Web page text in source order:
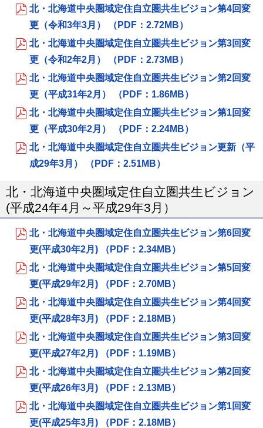
北・北海道中央圏域定住自立圏共生ビジョン第4回変
更（令和3年3月） （PDF：2.72MB）
北・北海道中央圏域定住自立圏共生ビジョン第3回変
更（令和2年2月） （PDF：2.73MB）
北・北海道中央圏域定住自立圏共生ビジョン第2回変
更（平成31年2月） （PDF：1.86MB）
北・北海道中央圏域定住自立圏共生ビジョン第1回変
更（平成30年2月） （PDF：2.24MB）
北・北海道中央圏域定住自立圏共生ビジョン更新（平
成29年3月） （PDF：2.51MB）
北・北海道中央圏域定住自立圏共生ビジョン
(平成24年4月～平成29年3月）
北・北海道中央圏域定住自立圏共生ビジョン第6回変
更(平成30年2月) （PDF：2.34MB）
北・北海道中央圏域定住自立圏共生ビジョン第5回変
更(平成29年2月) （PDF：2.70MB）
北・北海道中央圏域定住自立圏共生ビジョン第4回変
更(平成28年3月) （PDF：2.18MB）
北・北海道中央圏域定住自立圏共生ビジョン第3回変
更(平成27年2月) （PDF：1.19MB）
北・北海道中央圏域定住自立圏共生ビジョン第2回変
更(平成26年3月) （PDF：2.13MB）
北・北海道中央圏域定住自立圏共生ビジョン第1回変
更(平成25年3月) （PDF：2.18MB）